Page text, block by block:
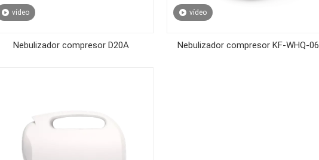
vídeo
Nebulizador compresor D20A
vídeo
Nebulizador compresor KF-WHQ-06